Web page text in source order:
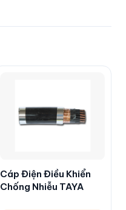
Cáp Điện Điều Khiển
Chống Nhiễu TAYA